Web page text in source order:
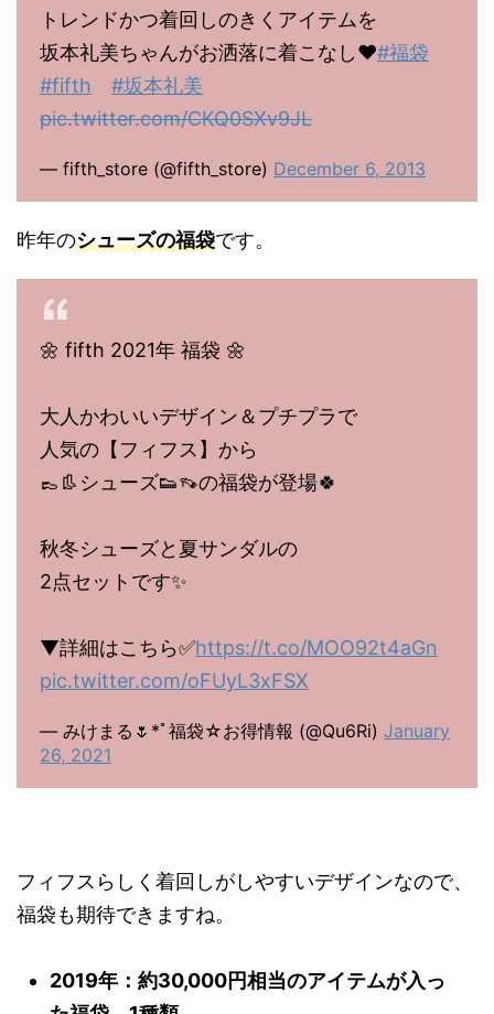
トレンドかつ着回しのきくアイテムを
坂本礼美ちゃんがお洒落に着こなし♥#福袋
#fifth
#坂本礼美
pic.twitter.com/CKQ0SXv9JL
— fifth_store (@fifth_store) December 6, 2013
昨年のシューズの福袋です。
🌼 fifth 2021年 福袋 🌼
大人かわいいデザイン＆プチプラで
人気の【フィフス】から
👞👢シューズ👟👡の福袋が登場🍀
秋冬シューズと夏サンダルの
2点セットです✨
▼詳細はこちら✅https://t.co/MOO92t4aGn
pic.twitter.com/oFUyL3xFSX
— みけまる🌷*ﾟ福袋☆お得情報 (@Qu6Ri) January
26, 2021
フィフスらしく着回しがしやすいデザインなので、
福袋も期待できますね。
2019年：約30,000円相当のアイテムが入っ